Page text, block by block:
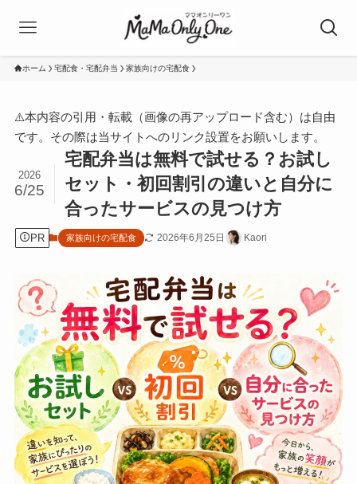
ホーム 宅配食・宅配弁当 家族向けの宅配食
⚠️本内容の引用・転載（画像の再アップロード含む）は自由
です。その際は当サイトへのリンク設置をお願いします。
宅配弁当は無料で試せる？お試し
セット・初回割引の違いと自分に
合ったサービスの見つけ方
2026
6/25
PR 家族向けの宅配食 2026年6月25日 Kaori